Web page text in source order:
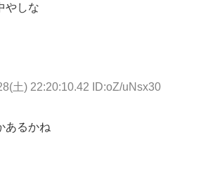
やしな
土) 22:20:10.42 ID:oZ/uNsx30
あるかね